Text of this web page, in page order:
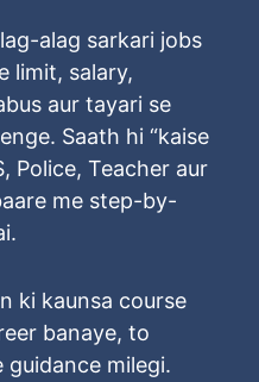
alag sarkari jobs
limit, salary,
aur tayari se
Saath hi “kaise
Police, Teacher aur
me step-by-
ki kaunsa course
banaye, to
milegi.